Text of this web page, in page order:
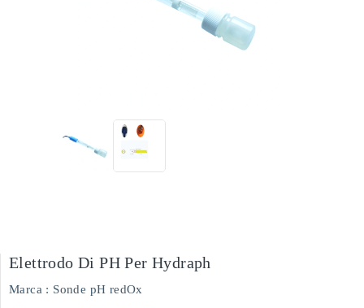
Elettrodo Di PH Per Hydraph
Marca : Sonde pH redOx